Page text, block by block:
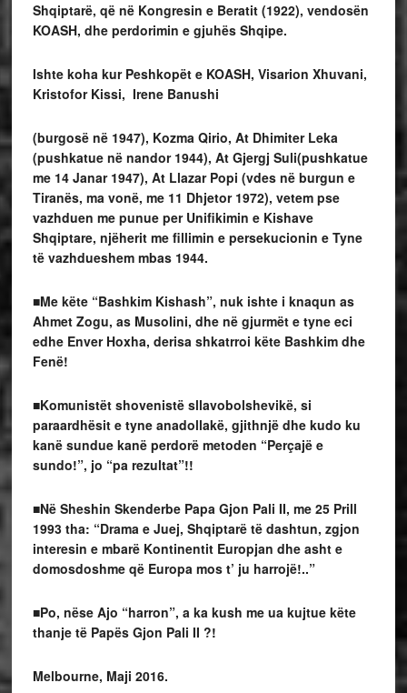
Shqiptarë, që në Kongresin e Beratit (1922), vendosën
KOASH, dhe perdorimin e gjuhës Shqipe.
Ishte koha kur Peshkopët e KOASH, Visarion Xhuvani,
Kristofor Kissi, Irene Banushi
(burgosë në 1947), Kozma Qirio, At Dhimiter Leka
(pushkatue në nandor 1944), At Gjergj Suli(pushkatue
me 14 Janar 1947), At Llazar Popi (vdes në burgun e
Tiranës, ma vonë, me 11 Dhjetor 1972), vetem pse
vazhduen me punue per Unifikimin e Kishave
Shqiptare, njëherit me fillimin e persekucionin e Tyne
të vazhdueshem mbas 1944.
■Me këte “Bashkim Kishash”, nuk ishte i knaqun as
Ahmet Zogu, as Musolini, dhe në gjurmët e tyne eci
edhe Enver Hoxha, derisa shkatrroi këte Bashkim dhe
Fenë!
■Komunistët shovenistë sllavobolshevikë, si
paraardhësit e tyne anadollakë, gjithnjë dhe kudo ku
kanë sundue kanë perdorë metoden “Perçajë e
sundo!”, jo “pa rezultat”!!
■Në Sheshin Skenderbe Papa Gjon Pali II, me 25 Prill
1993 tha: “Drama e Juej, Shqiptarë të dashtun, zgjon
interesin e mbarë Kontinentit Europjan dhe asht e
domosdoshme që Europa mos t’ ju harrojë!..”
■Po, nëse Ajo “harron”, a ka kush me ua kujtue këte
thanje të Papës Gjon Pali II ?!
Melbourne, Maji 2016.